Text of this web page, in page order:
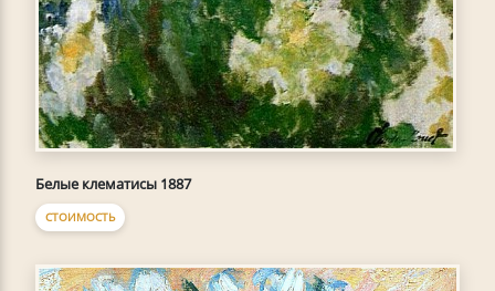
Белые клематисы 1887
СТОИМОСТЬ